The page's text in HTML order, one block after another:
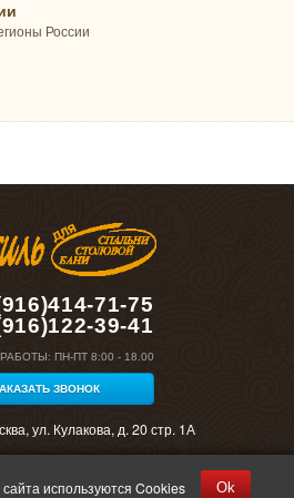
России
71-75
39-41
ПН-ПТ 8:00 - 18.00
ЗВОНОК
ул. Кулакова, д. 20 стр. 1А
используются Cookies Ok